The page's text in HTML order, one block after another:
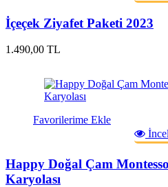
İçeçek Ziyafet Paketi 2023
1.490,00 TL
Favorilerime Ekle
Happy Doğal Çam
Karyolası